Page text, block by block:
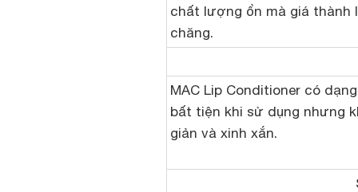
chất lượng ổn mà giá thành
chăng.
MAC Lip Conditioner có
bất tiện khi sử dụng nhưng
giản và xinh xắn.